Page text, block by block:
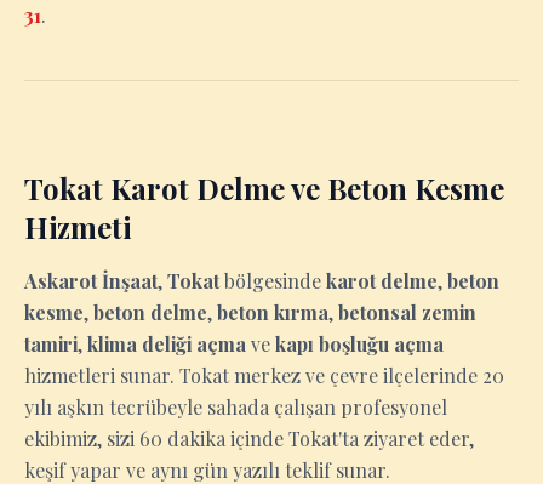
31.
Tokat Karot Delme ve Beton Kesme
Hizmeti
Askarot İnşaat,Tokatbölgesindekarot delme,beton
kesme,beton delme,beton kırma,betonsal zemin
tamiri,klima deliği açma vekapı boşluğu açma
hizmetleri sunar. Tokat merkez ve çevre ilçelerinde 20
yılı aşkın tecrübeyle sahada çalışan profesyonel
ekibimiz, sizi 60 dakika içinde Tokat'ta ziyaret eder,
keşif yapar ve aynı gün yazılı teklif sunar.